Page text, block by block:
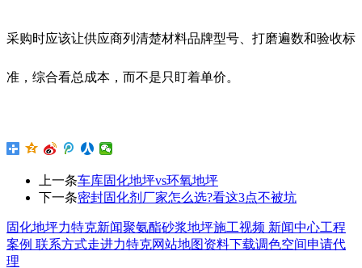
采购时应该让供应商列清楚材料品牌型号、打磨遍数和验收标
准，综合看总成本，而不是只盯着单价。
上一条车库固化地坪vs环氧地坪
下一条密封固化剂厂家怎么选?看这3点不被坑
固化地坪力特克新闻聚氨酯砂浆地坪施工视频 新闻中心工程
案例 联系方式走进力特克网站地图资料下载调色空间申请代
理